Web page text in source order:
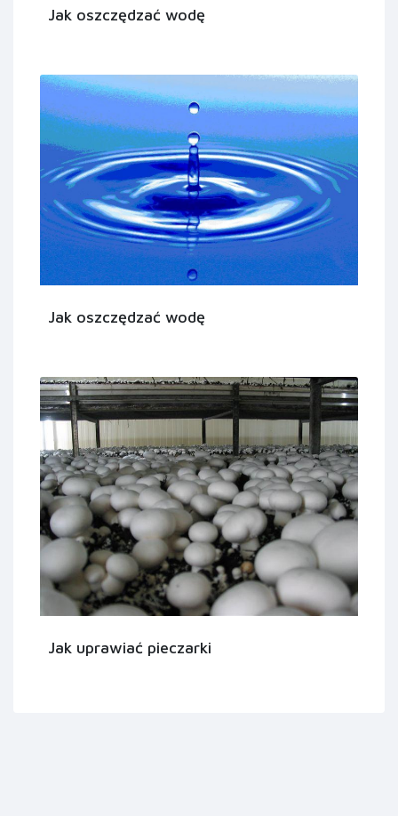
Jak oszczędzać wodę
Jak oszczędzać wodę
Jak uprawiać pieczarki